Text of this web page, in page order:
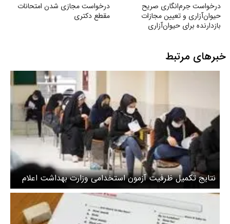
درخواست جرم‌انگاری صریح
حیوان‌آزاری و تعیین مجازات
بازدارنده برای حیوان‌آزاری
درخواست مجازی شدن امتحانات
مقطع دکتری
خبرهای مرتبط
نتایج تکمیل ظرفیت آزمون استخدامی وزارت بهداشت اعلام
شد